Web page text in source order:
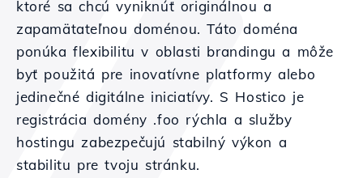
ktoré sa chcú vyniknúť originálnou a
zapamätateľnou doménou. Táto doména
ponúka flexibilitu v oblasti brandingu a môže
byť použitá pre inovatívne platformy alebo
jedinečné digitálne iniciatívy. S Hostico je
registrácia domény .foo rýchla a služby
hostingu zabezpečujú stabilný výkon a
stabilitu pre tvoju stránku.